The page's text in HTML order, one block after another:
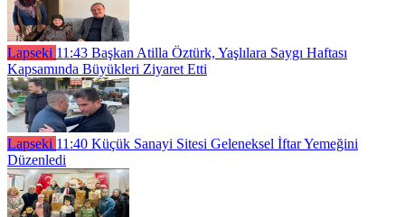
Lapseki 11:43 Başkan Atilla Öztürk, Yaşlılara Saygı Haftası
Kapsamında Büyükleri Ziyaret Etti
Lapseki 11:40 Küçük Sanayi Sitesi Geleneksel İftar Yemeğini
Düzenledi